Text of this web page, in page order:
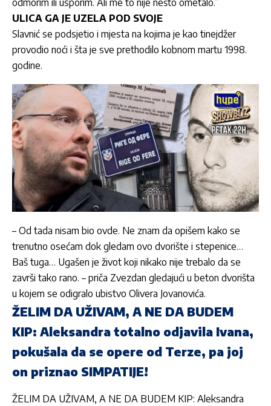
ULICA GA JE UZELA POD SVOJE
Slavnić se podsjetio i mjesta na kojima je kao tinejdžer
provodio noći i šta je sve prethodilo kobnom martu 1998.
godine.
– Od tada nisam bio ovde. Ne znam da opišem kako se
trenutno osećam dok gledam ovo dvorište i stepenice…
Baš tuga… Ugašen je život koji nikako nije trebalo da se
završi tako rano. – priča Zvezdan gledajući u beton dvorišta
u kojem se odigralo ubistvo Olivera Jovanovića.
ŽELIM DA UŽIVAM, A NE DA BUDEM
KIP: Aleksandra totalno odjavila Ivana,
pokušala da se opere od Terze, pa joj
on priznao SIMPATIJE!
ŽELIM DA UŽIVAM, A NE DA BUDEM KIP: Aleksandra